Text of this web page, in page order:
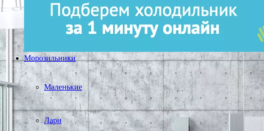
Морозильники
Маленькие
Лари